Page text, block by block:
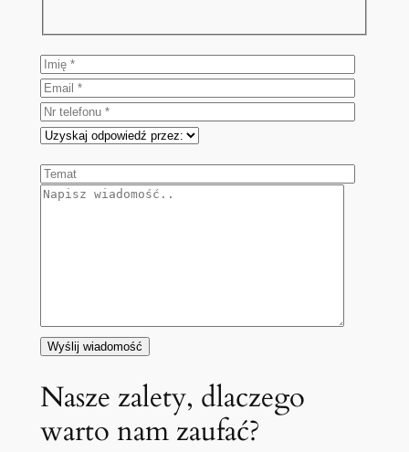
Nasze zalety, dlaczego
warto nam zaufać?